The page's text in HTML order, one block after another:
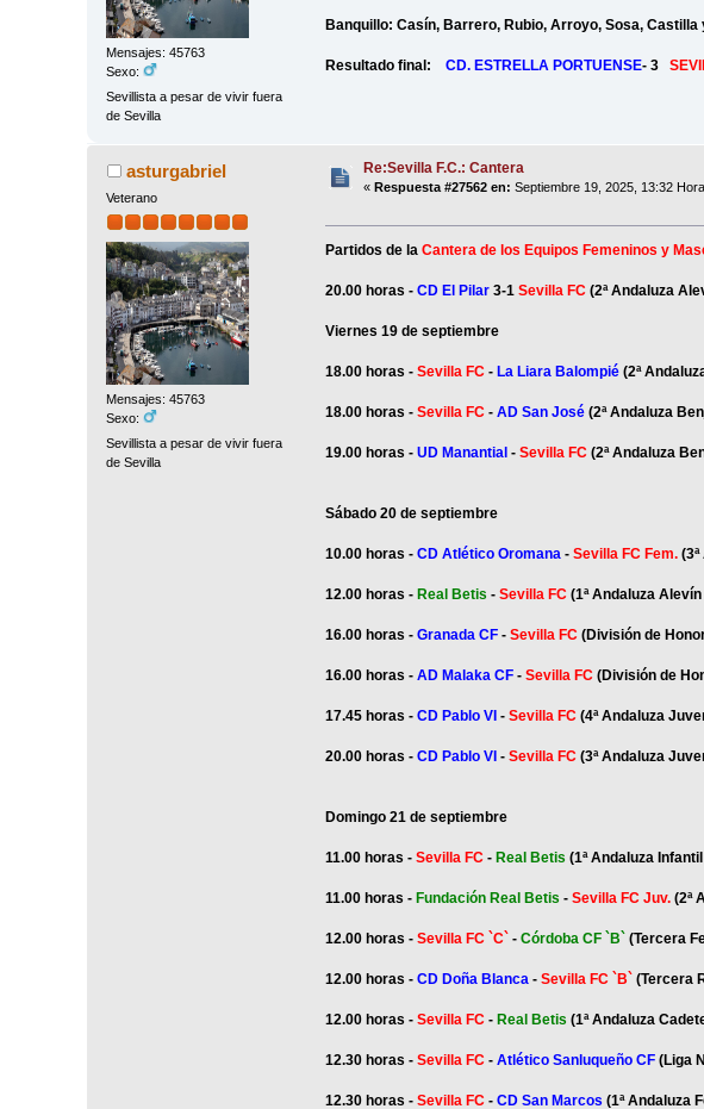
Mensajes: 45763
Sexo:
Sevillista a pesar de vivir fuera
de Sevilla
Banquillo: Casín, Barrero, Rubio, Arroyo, Sosa, Castilla
Resultado final: CD. ESTRELLA PORTUENSE- 3
asturgabriel
Veterano
Mensajes: 45763
Sexo:
Sevillista a pesar de vivir fuera
de Sevilla
Re:Sevilla F.C.: Cantera
«Respuesta #27562 en: Septiembre 19, 2025, 13:32
Partidos de laCantera de los Equipos Femeninos y
20.00 horas - CD El Pilar3-1 Sevilla FC(2ª Andaluza
Viernes 19 de septiembre
18.00 horas - Sevilla FC- La Liara Balompié (2ª
18.00 horas - Sevilla FC - AD San José(2ª Andaluza
19.00 horas - UD Manantial - Sevilla FC (2ª Andaluza
Sábado 20 de septiembre
10.00 horas - CD Atlético Oromana - Sevilla FC Fem.
12.00 horas -Real Betis -Sevilla FC (1ª Andaluza Alevín
16.00 horas - Granada CF- Sevilla FC(División de
16.00 horas -AD Malaka CF- Sevilla FC (División de
17.45 horas -CD Pablo VI - Sevilla FC (4ª Andaluza
20.00 horas - CD Pablo VI -Sevilla FC(3ª Andaluza
Domingo 21 de septiembre
11.00 horas - Sevilla FC- Real Betis (1ª Andaluza
11.00 horas - Fundación Real Betis - Sevilla FC Juv. (2ª
12.00 horas - Sevilla FC `C`- Córdoba CF `B` (Tercera
12.00 horas - CD Doña Blanca- Sevilla FC `B`(Tercera
12.00 horas - Sevilla FC - Real Betis (1ª Andaluza
12.30 horas - Sevilla FC - Atlético Sanluqueño CF (Liga
12.30 horas - Sevilla FC- CD San Marcos (1ª Andaluza